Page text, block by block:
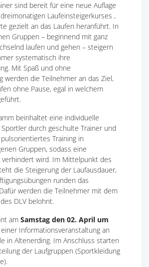
sind bereit für eine neue Auflage
Laufeinsteigerkurses ,
gezielt an das Laufen heranführt. In
Gruppen – beginnend mit ganz
laufen und gehen – steigern
systematisch ihre
Mit Spaß und ohne
werden die Teilnehmer an das Ziel,
ohne Pause, egal in welchem
beinhaltet eine individuelle
durch geschulte Trainer und
Training in
Gruppen, sodass eine
wird. Im Mittelpunkt des
die Steigerung der Laufausdauer,
runden das
werden die Teilnehmer mit dem
DLV belohnt.
am Samstag den 02. April um
Informationsveranstaltung an
in Altenerding. Im Anschluss starten
der Laufgruppen (Sportkleidung